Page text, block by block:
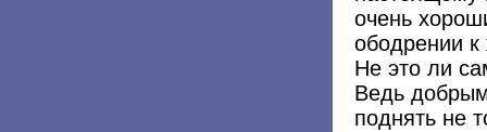
очень
ободрении к
Не это ли
Ведь
поднять не